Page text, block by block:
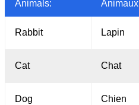
Animals: Animaux
Rabbit Lapin
Cat Chat
Dog Chien